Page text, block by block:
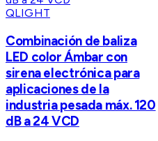
QLIGHT
Combinación de baliza
LED color Ámbar con
sirena electrónica para
aplicaciones de la
industria pesada máx. 120
dB a 24 VCD